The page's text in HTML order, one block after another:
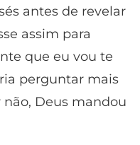
antes de revelar
assim para
que eu vou te
perguntar mais
Deus mandou